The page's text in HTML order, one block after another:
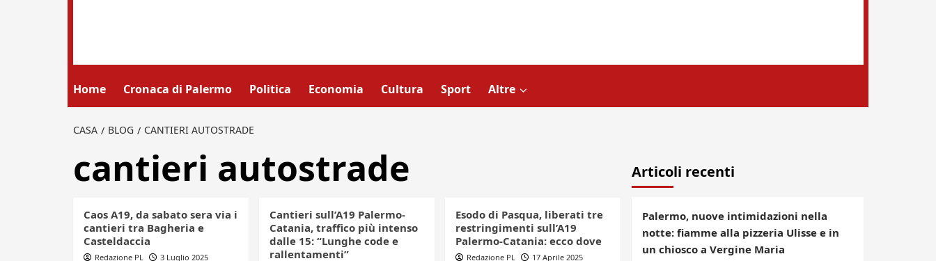
Home Cronaca di Palermo Politica Economia Cultura Sport Altre
CASA BLOG CANTIERI AUTOSTRADE
cantieri autostrade
Caos A19, da sabato sera via i
cantieri tra Bagheria e
Casteldaccia
Redazione PL 3 Luglio 2025
Cantieri sull’A19 Palermo-
Catania, traffico più intenso
dalle 15: “Lunghe code e
rallentamenti”
Esodo di Pasqua, liberati tre
restringimenti sull’A19
Palermo-Catania: ecco dove
Redazione PL 17 Aprile 2025
Articoli recenti
Palermo, nuove intimidazioni nella
notte: fiamme alla pizzeria Ulisse e in
un chiosco a Vergine Maria